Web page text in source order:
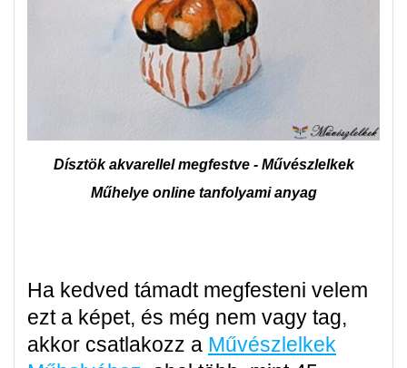
Dísztök akvarellel megfestve - Művészlelkek
Műhelye online tanfolyami anyag
Ha kedved támadt megfesteni velem
ezt a képet, és még nem vagy tag,
akkor csatlakozz a Művészlelkek